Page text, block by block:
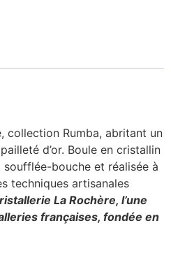
collection Rumba, abritant un
d’or. Boule en cristallin
bouche et réalisée à
techniques artisanales
La Rochère, l’une
françaises, fondée en